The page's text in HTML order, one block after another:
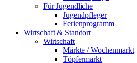
Für Jugendliche
Jugendpfleger
Ferienprogramm
Wirtschaft & Standort
Wirtschaft
Märkte / Wochenmarkt
Töpfermarkt